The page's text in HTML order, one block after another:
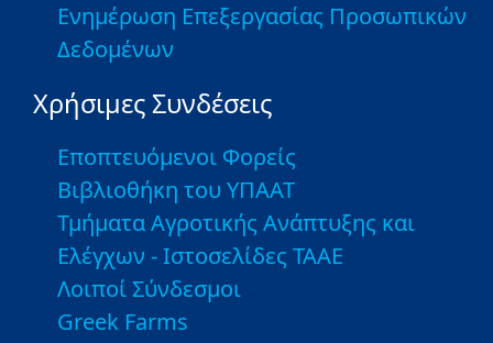
Ενημέρωση Επεξεργασίας Προσωπικών
Δεδομένων
Χρήσιμες Συνδέσεις
Εποπτευόμενοι Φορείς
Βιβλιοθήκη του ΥΠΑΑΤ
Τμήματα Αγροτικής Ανάπτυξης και
Ελέγχων - Ιστοσελίδες ΤΑΑΕ
Λοιποί Σύνδεσμοι
Greek Farms